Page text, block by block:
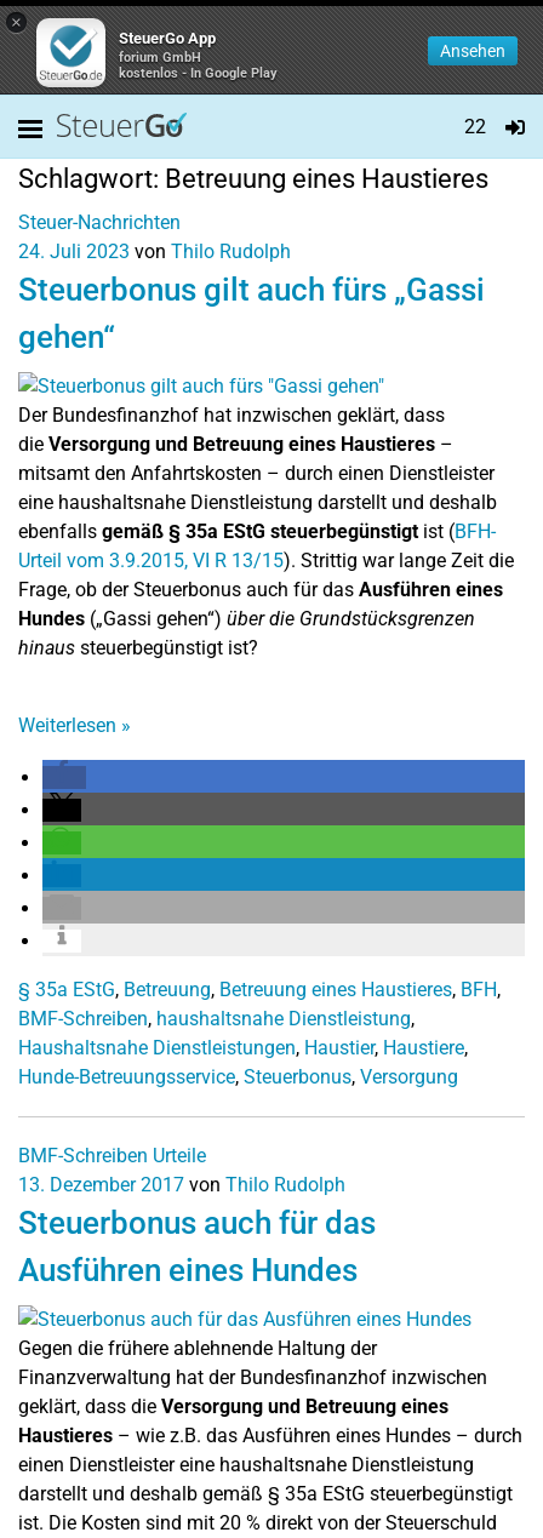
×
SteuerGo App
forium GmbH
kostenlos - In Google Play
Ansehen
22
Schlagwort: Betreuung eines Haustieres
Steuer-Nachrichten
24. Juli 2023 von Thilo Rudolph
Steuerbonus gilt auch fürs „Gassi
gehen“
Der Bundesfinanzhof hat inzwischen geklärt, dass
die Versorgung und Betreuung eines Haustieres –
mitsamt den Anfahrtskosten – durch einen Dienstleister
eine haushaltsnahe Dienstleistung darstellt und deshalb
ebenfalls gemäß § 35a EStG steuerbegünstigtist (BFH-
Urteil vom 3.9.2015, VI R 13/15). Strittig war lange Zeit die
Frage, ob der Steuerbonus auch für das Ausführen eines
Hundes („Gassi gehen“) über die Grundstücksgrenzen
hinaus steuerbegünstigt ist?
Weiterlesen »
§ 35a EStG, Betreuung, Betreuung eines Haustieres, BFH,
BMF-Schreiben, haushaltsnahe Dienstleistung,
Haushaltsnahe Dienstleistungen, Haustier, Haustiere,
Hunde-Betreuungsservice, Steuerbonus, Versorgung
BMF-Schreiben Urteile
13. Dezember 2017 von Thilo Rudolph
Steuerbonus auch für das
Ausführen eines Hundes
Gegen die frühere ablehnende Haltung der
Finanzverwaltung hat der Bundesfinanzhof inzwischen
geklärt, dass die Versorgung und Betreuung eines
Haustieres – wie z.B. das Ausführen eines Hundes – durch
einen Dienstleister eine haushaltsnahe Dienstleistung
darstellt und deshalb gemäß § 35a EStG steuerbegünstigt
ist. Die Kosten sind mit 20 % direkt von der Steuerschuld